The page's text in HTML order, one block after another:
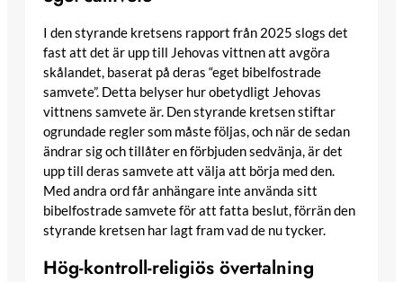
I den styrande kretsens rapport från 2025 slogs det
fast att det är upp till Jehovas vittnen att avgöra
skålandet, baserat på deras “eget bibelfostrade
samvete”. Detta belyser hur obetydligt Jehovas
vittnens samvete är. Den styrande kretsen stiftar
ogrundade regler som måste följas, och när de sedan
ändrar sig och tillåter en förbjuden sedvänja, är det
upp till deras samvete att välja att börja med den.
Med andra ord får anhängare inte använda sitt
bibelfostrade samvete för att fatta beslut, förrän den
styrande kretsen har lagt fram vad de nu tycker.
Hög-kontroll-religiös övertalning